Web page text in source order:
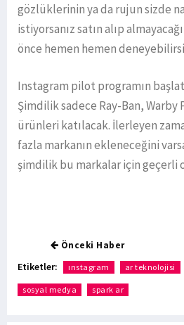
gözlüklerinin ya da rujun sizde
istiyorsanız satın alıp
önce hemen hemen
Instagram pilot programın
Şimdilik sadece Ray-Ban, Warby
ürünleri katılacak. İlerleyen
fazla markanın ekleneceğini
şimdilik bu markalar için geçerli
Önceki Haber
Etiketler: ınstagram ar teknolojisi
sosyal medya spark ar